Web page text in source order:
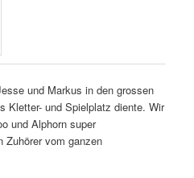
und Markus in den grossen
Kletter- und Spielplatz diente. Wir
und Alphorn super
Zuhörer vom ganzen